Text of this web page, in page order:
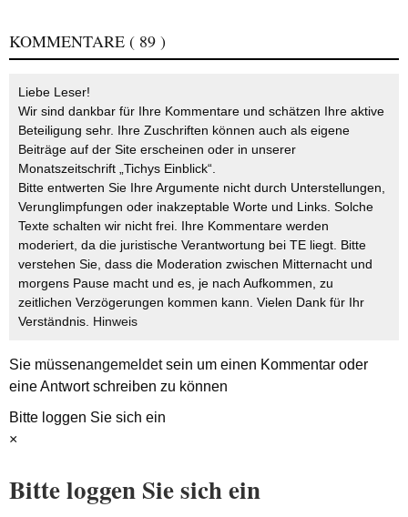
KOMMENTARE ( 89 )
Liebe Leser!
Wir sind dankbar für Ihre Kommentare und schätzen Ihre aktive
Beteiligung sehr. Ihre Zuschriften können auch als eigene
Beiträge auf der Site erscheinen oder in unserer
Monatszeitschrift „Tichys Einblick“.
Bitte entwerten Sie Ihre Argumente nicht durch Unterstellungen,
Verunglimpfungen oder inakzeptable Worte und Links. Solche
Texte schalten wir nicht frei. Ihre Kommentare werden
moderiert, da die juristische Verantwortung bei TE liegt. Bitte
verstehen Sie, dass die Moderation zwischen Mitternacht und
morgens Pause macht und es, je nach Aufkommen, zu
zeitlichen Verzögerungen kommen kann. Vielen Dank für Ihr
Verständnis. Hinweis
Sie müssenangemeldetsein um einen Kommentar oder
eine Antwort schreiben zu können
Bitte loggen Sie sich ein
×
Bitte loggen Sie sich ein